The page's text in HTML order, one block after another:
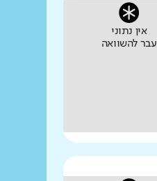
אין נתוני
עבר להשוואה